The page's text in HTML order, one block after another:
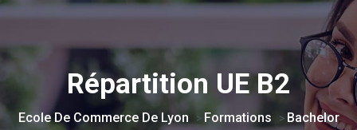
Répartition UE B2
Ecole De Commerce De Lyon > Formations > Bachelor